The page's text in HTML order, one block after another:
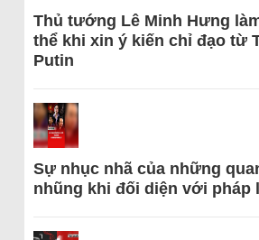
Thủ tướng Lê Minh Hưng
thể khi xin ý kiến chỉ đạo từ
Putin
Sự nhục nhã của những
nhũng khi đối diện với pháp